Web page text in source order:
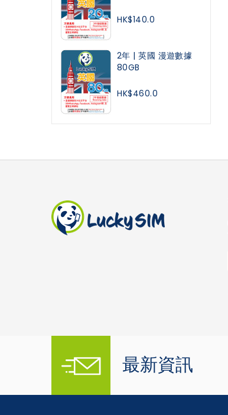
HK$140.0
2年 | 英國 漫遊數據
80GB
HK$460.0
最新資訊